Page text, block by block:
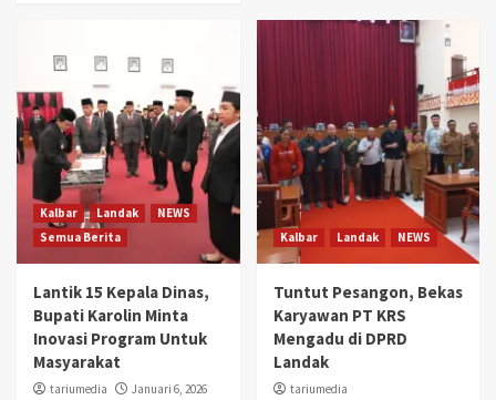
Kalbar Landak
NEWS
Semua Berita
Lantik 15 Kepala Dinas,
Bupati Karolin Minta
Inovasi Program Untuk
Masyarakat
tariumedia
Januari 6, 2026
Kalbar Landak NEWS
Tuntut Pesangon, Bekas
Karyawan PT KRS
Mengadu di DPRD
Landak
tariumedia